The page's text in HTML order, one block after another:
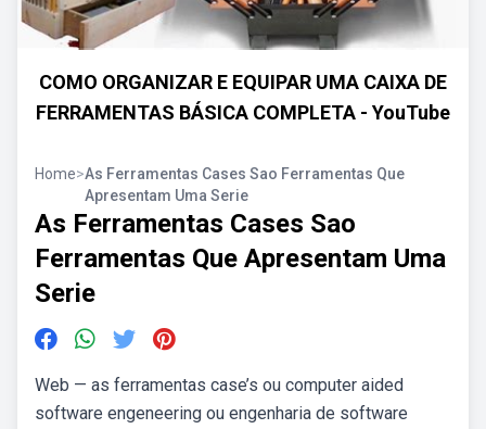
COMO ORGANIZAR E EQUIPAR UMA CAIXA DE
FERRAMENTAS BÁSICA COMPLETA - YouTube
Home>As Ferramentas Cases Sao Ferramentas Que
Apresentam Uma Serie
As Ferramentas Cases Sao
Ferramentas Que Apresentam Uma
Serie
Web — as ferramentas case’s ou computer aided
software engeneering ou engenharia de software